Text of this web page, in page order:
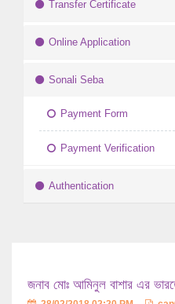
Transfer Certificate
Online Application
Sonali Seba
Payment Form
Payment Verification
Authentication
জনাব মোঃ আমিনুল বাশার এর